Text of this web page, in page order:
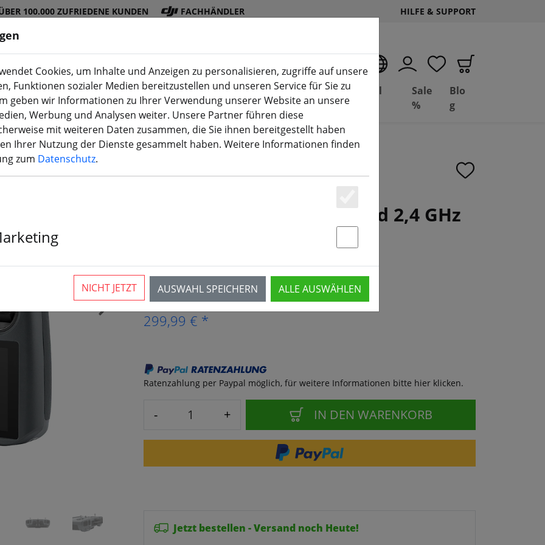
100.000 ZUFRIEDENE KUNDEN FACHHÄNDLER HILFE & SUPPORT
DJI
Shop
Akku
s
Propelle
r
Zubehö
r
3D
Druck(aktuelle Seite)
Deal
Depot
Basil
Sale
%
Blo
g
Sender
RadioMaster AX12 Android 2,4 GHz
ELRS FPV Fernsteuerung
›
7 Stück verfügbar
299,99 € *
Ratenzahlung per Paypal möglich, für weitere Informationen bitte hier klicken.
- + IN DEN WARENKORB
Jetzt bestellen - Versand noch Heute!
Cookies, um Inhalte und Anzeigen zu personalisieren, zugriffe auf unsere
Funktionen sozialer Medien bereitzustellen und unseren Service für Sie zu
geben wir Informationen zu Ihrer Verwendung unserer Website an unsere
Werbung und Analysen weiter. Unsere Partner führen diese
mit weiteren Daten zusammen, die Sie ihnen bereitgestellt haben
Ihrer Nutzung der Dienste gesammelt haben. Weitere Informationen finden
zum Datenschutz.
Essenziell
AUSWAHL SPEICHERN ALLE AUSWÄHLEN
NICHT JETZT